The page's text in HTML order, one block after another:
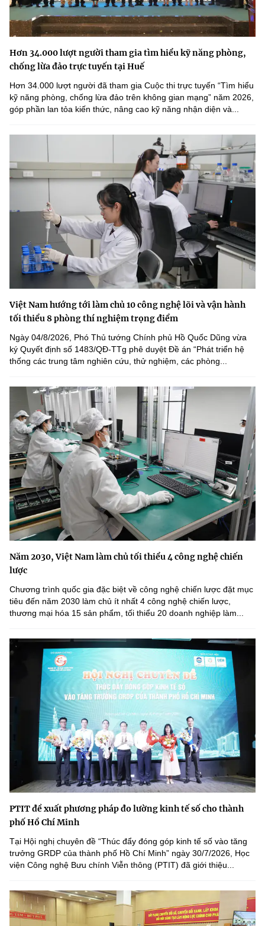
Hơn 34.000 lượt người tham gia tìm hiểu kỹ năng phòng,
chống lừa đảo trực tuyến tại Huế
Hơn 34.000 lượt người đã tham gia Cuộc thi trực tuyến “Tìm hiểu
kỹ năng phòng, chống lừa đảo trên không gian mạng” năm 2026,
góp phần lan tỏa kiến thức, nâng cao kỹ năng nhận diện và...
Việt Nam hướng tới làm chủ 10 công nghệ lõi và vận hành
tối thiểu 8 phòng thí nghiệm trọng điểm
Ngày 04/8/2026, Phó Thủ tướng Chính phủ Hồ Quốc Dũng vừa
ký Quyết định số 1483/QĐ-TTg phê duyệt Đề án “Phát triển hệ
thống các trung tâm nghiên cứu, thử nghiệm, các phòng...
Năm 2030, Việt Nam làm chủ tối thiểu 4 công nghệ chiến
lược
Chương trình quốc gia đặc biệt về công nghệ chiến lược đặt mục
tiêu đến năm 2030 làm chủ ít nhất 4 công nghệ chiến lược,
thương mại hóa 15 sản phẩm, tối thiểu 20 doanh nghiệp làm...
PTIT đề xuất phương pháp đo lường kinh tế số cho thành
phố Hồ Chí Minh
Tại Hội nghị chuyên đề “Thúc đẩy đóng góp kinh tế số vào tăng
trưởng GRDP của thành phố Hồ Chí Minh” ngày 30/7/2026, Học
viện Công nghệ Bưu chính Viễn thông (PTIT) đã giới thiệu...